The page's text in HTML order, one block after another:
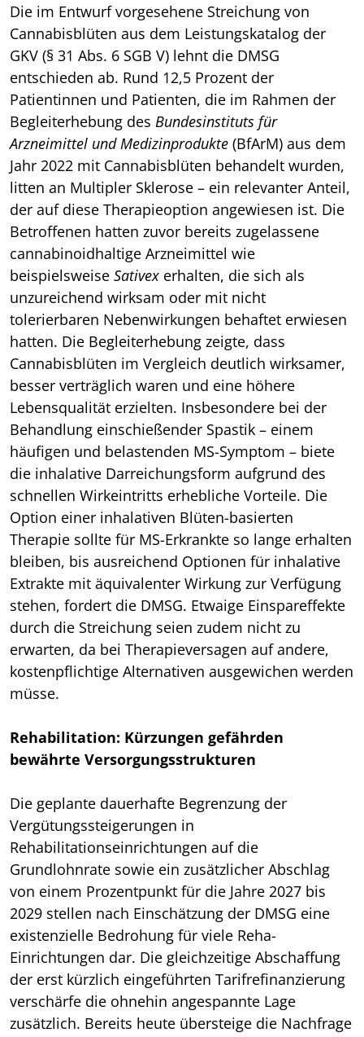
Die im Entwurf vorgesehene Streichung von
Cannabisblüten aus dem Leistungskatalog der
GKV (§ 31 Abs. 6 SGB V) lehnt die DMSG
entschieden ab. Rund 12,5 Prozent der
Patientinnen und Patienten, die im Rahmen der
Begleiterhebung des Bundesinstituts für
Arzneimittel und Medizinprodukte (BfArM) aus dem
Jahr 2022 mit Cannabisblüten behandelt wurden,
litten an Multipler Sklerose – ein relevanter Anteil,
der auf diese Therapieoption angewiesen ist. Die
Betroffenen hatten zuvor bereits zugelassene
cannabinoidhaltige Arzneimittel wie
beispielsweise Sativex erhalten, die sich als
unzureichend wirksam oder mit nicht
tolerierbaren Nebenwirkungen behaftet erwiesen
hatten. Die Begleiterhebung zeigte, dass
Cannabisblüten im Vergleich deutlich wirksamer,
besser verträglich waren und eine höhere
Lebensqualität erzielten. Insbesondere bei der
Behandlung einschießender Spastik – einem
häufigen und belastenden MS-Symptom – biete
die inhalative Darreichungsform aufgrund des
schnellen Wirkeintritts erhebliche Vorteile. Die
Option einer inhalativen Blüten-basierten
Therapie sollte für MS-Erkrankte so lange erhalten
bleiben, bis ausreichend Optionen für inhalative
Extrakte mit äquivalenter Wirkung zur Verfügung
stehen, fordert die DMSG. Etwaige Einspareffekte
durch die Streichung seien zudem nicht zu
erwarten, da bei Therapieversagen auf andere,
kostenpflichtige Alternativen ausgewichen werden
müsse.
Rehabilitation: Kürzungen gefährden
bewährte Versorgungsstrukturen
Die geplante dauerhafte Begrenzung der
Vergütungssteigerungen in
Rehabilitationseinrichtungen auf die
Grundlohnrate sowie ein zusätzlicher Abschlag
von einem Prozentpunkt für die Jahre 2027 bis
2029 stellen nach Einschätzung der DMSG eine
existenzielle Bedrohung für viele Reha-
Einrichtungen dar. Die gleichzeitige Abschaffung
der erst kürzlich eingeführten Tarifrefinanzierung
verschärfe die ohnehin angespannte Lage
zusätzlich. Bereits heute übersteige die Nachfrage